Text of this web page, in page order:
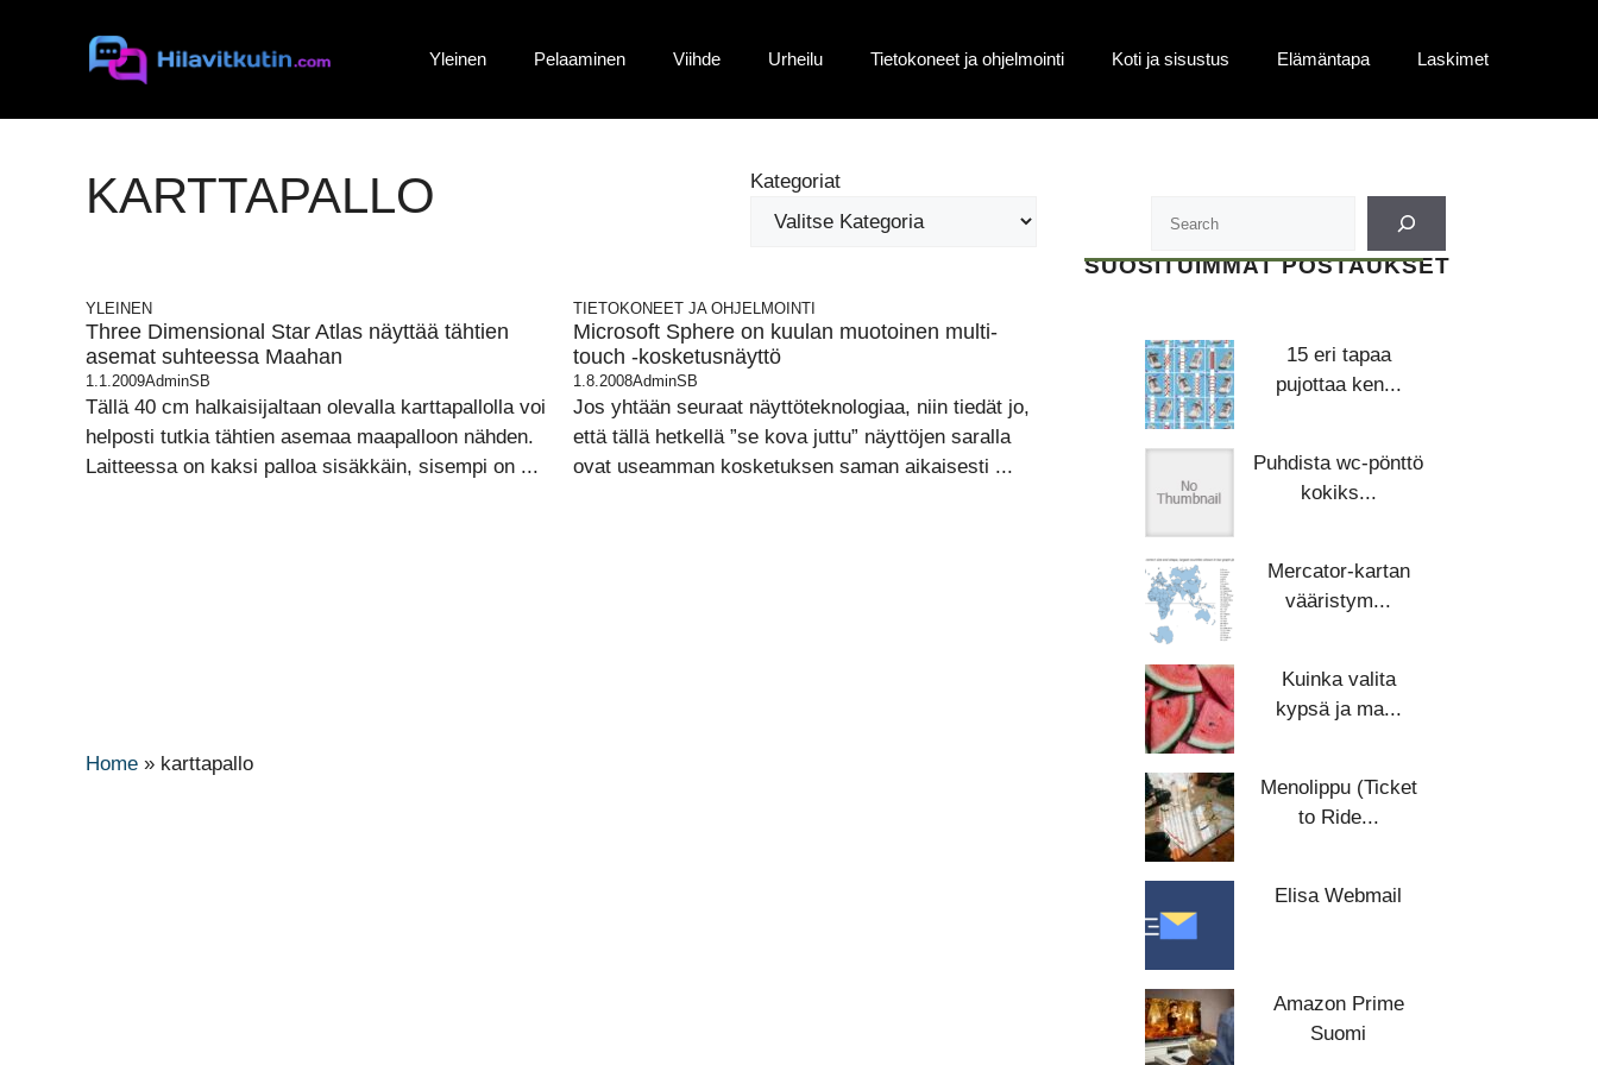
Yleinen Pelaaminen Viihde Urheilu Tietokoneet ja ohjelmointi Koti ja sisustus Elämäntapa Laskimet
KARTTAPALLO Kategoriat
YLEINEN
Three Dimensional Star Atlas näyttää tähtien
asemat suhteessa Maahan
1.1.2009AdminSB
Tällä 40 cm halkaisijaltaan olevalla karttapallolla voi
helposti tutkia tähtien asemaa maapalloon nähden.
Laitteessa on kaksi palloa sisäkkäin, sisempi on ...
TIETOKONEET JA OHJELMOINTI
Microsoft Sphere on kuulan muotoinen multi-
touch -kosketusnäyttö
1.8.2008AdminSB
Jos yhtään seuraat näyttöteknologiaa, niin tiedät jo,
että tällä hetkellä ”se kova juttu” näyttöjen saralla
ovat useamman kosketuksen saman aikaisesti ...
Home » karttapallo
SUOSITUIMMAT POSTAUKSET
15 eri tapaa
pujottaa ken...
Puhdista wc-pönttö
kokiks...
Mercator-kartan
vääristym...
Kuinka valita
kypsä ja ma...
Menolippu (Ticket
to Ride...
Elisa Webmail
Amazon Prime
Suomi